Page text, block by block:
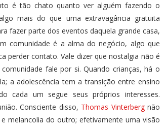
é tão chato quanto ver alguém fazendo o
mais do que uma extravagância gratuita
fazer parte dos eventos daquela grande casa,
comunidade é a alma do negócio, algo que
perder contato. Vale dizer que nostalgia não é
fale por si. Quando crianças, há o
a adolescência tem a transição entre ensino
cada um segue seus próprios interesses.
Consciente disso, Thomas Vinterbergnão
melancolia do outro; efetivamente uma visão